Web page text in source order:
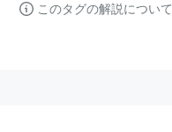
このタグの解説について